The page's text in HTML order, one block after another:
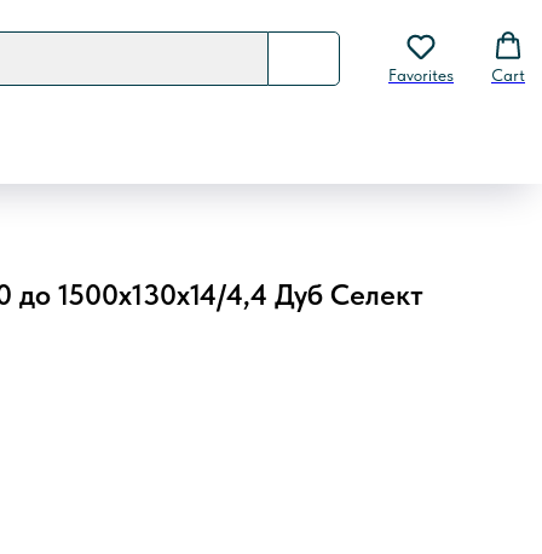
Favorites Cart
до 1500х130х14/4,4 Дуб Селект